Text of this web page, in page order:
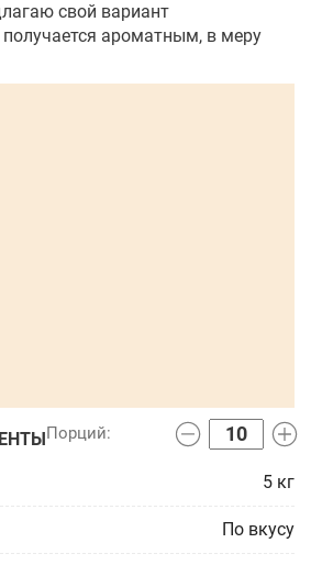
свой вариант
ароматным, в меру
5 кг
По вкусу